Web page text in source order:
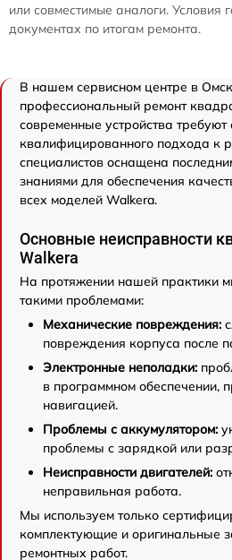
или совместимые аналоги. Условия
документах по итогам ремонта.
В нашем сервисном центре в
профессиональный ремонт
современные устройства требуют
квалифицированного подхода к
специалистов оснащена
знаниями для обеспечения
всех моделей Walkera.
Основные неисправности
Walkera
На протяжении нашей практики
такими проблемами:
Механические повреждения:
повреждения корпуса после
Электронные неполадки:
в программном обеспечении,
навигацией.
Проблемы с аккумулятором:
проблемы с зарядкой или
Неисправности двигателей:
неправильная работа.
Мы используем только
комплектующие и оригинальные
ремонтных работ.